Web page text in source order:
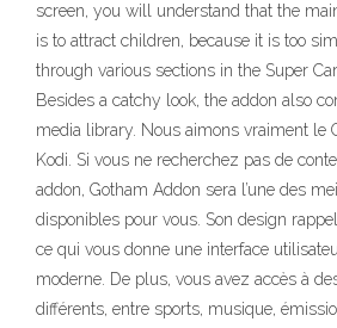
screen, you will understand that the
is to attract children, because it is too
through various sections in the Super
Besides a catchy look, the addon also
media library. Nous aimons vraiment le
Kodi. Si vous ne recherchez pas de
addon, Gotham Addon sera l’une des
disponibles pour vous. Son design
ce qui vous donne une interface
moderne. De plus, vous avez accès à
différents, entre sports, musique,